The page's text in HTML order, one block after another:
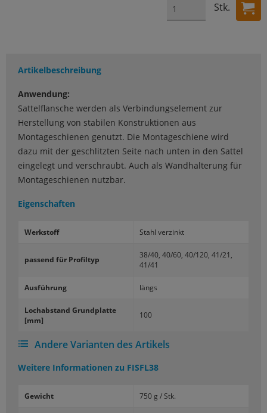
Stk.
Artikelbeschreibung
Anwendung:
Sattelflansche werden als Verbindungselement zur
Herstellung von stabilen Konstruktionen aus
Montageschienen genutzt. Die Montageschiene wird
dazu mit der geschlitzten Seite nach unten in den Sattel
eingelegt und verschraubt. Auch als Wandhalterung für
Montageschienen nutzbar.
Eigenschaften
Werk­stoff Stahl ver­zinkt
pas­send für Pro­fil­typ
38/40, 40/60, 40/120, 41/21,
41/41
Aus­füh­rung längs
Loch­ab­stand Grund­plat­te
[mm]
100
Andere Varianten des Artikels
Weitere Informationen zu FISFL38
Gewicht 750 g / Stk.